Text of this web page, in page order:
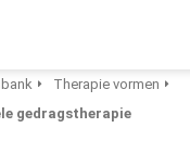
Therapie vormen
gedragstherapie